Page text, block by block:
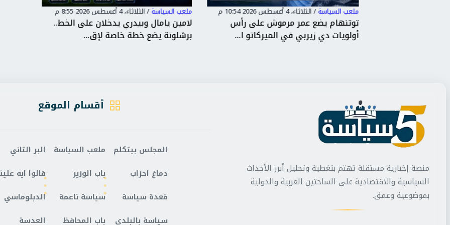
ملعب السياسة / الثلاثاء، 4 أغسطس 2026 10:54 م
توتنهام يضع عمر مرموش على رأس
أولويات دي زيربي في الميركاتو ا...
ملعب السياسة / الثلاثاء، 4 أغسطس 2026 8:55 م
لامين يامال وبيدري يدخلان على الخط..
برشلونة يضع خطة خاصة لإق...
منصة إخبارية مستقلة تهتم بتغطية وتحليل أبرز الأحداث
السياسية والاقتصادية على الساحتين العربية والدولية
بموضوعية وعمق.
أقسام الموقع
المجلس بيتكلم
دماغ احزاب
قعدة سياسة
سياسة بالبلدي
ملعب السياسة
باب الوزير
سياسة ناعمة
باب المحافظ
البر التاني
قالوا ايه
الدبلوماسي
العدسة